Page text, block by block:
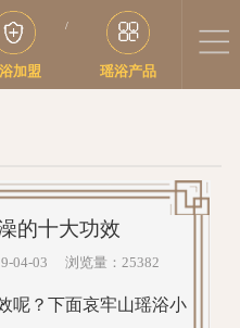
加盟
/
瑶浴产品
的十大功效
04-03 浏览量：25382
呢？下面哀牢山瑶浴小